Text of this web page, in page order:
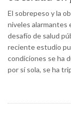
El sobrepeso y la
niveles alarmantes
desafío de salud
reciente estudio
condiciones se ha
por sí sola, se ha